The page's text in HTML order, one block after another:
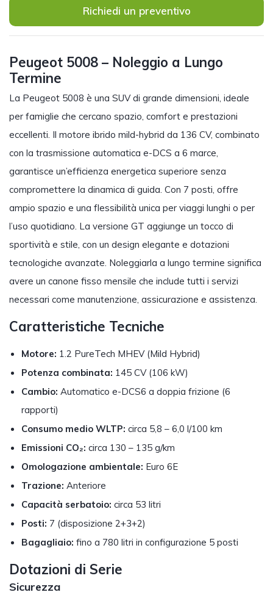
Richiedi un preventivo
Peugeot 5008 – Noleggio a Lungo
Termine
La Peugeot 5008 è una SUV di grande dimensioni, ideale
per famiglie che cercano spazio, comfort e prestazioni
eccellenti. Il motore ibrido mild-hybrid da 136 CV, combinato
con la trasmissione automatica e-DCS a 6 marce,
garantisce un’efficienza energetica superiore senza
compromettere la dinamica di guida. Con 7 posti, offre
ampio spazio e una flessibilità unica per viaggi lunghi o per
l’uso quotidiano. La versione GT aggiunge un tocco di
sportività e stile, con un design elegante e dotazioni
tecnologiche avanzate. Noleggiarla a lungo termine significa
avere un canone fisso mensile che include tutti i servizi
necessari come manutenzione, assicurazione e assistenza.
Caratteristiche Tecniche
Motore: 1.2 PureTech MHEV (Mild Hybrid)
Potenza combinata: 145 CV (106 kW)
Cambio: Automatico e-DCS6 a doppia frizione (6
rapporti)
Consumo medio WLTP: circa 5,8 – 6,0 l/100 km
Emissioni CO₂: circa 130 – 135 g/km
Omologazione ambientale: Euro 6E
Trazione: Anteriore
Capacità serbatoio: circa 53 litri
Posti: 7 (disposizione 2+3+2)
Bagagliaio: fino a 780 litri in configurazione 5 posti
Dotazioni di Serie
Sicurezza